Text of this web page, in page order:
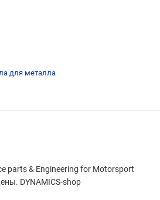
для металла
parts & Engineering for Motorsport
DYNAMICS-shop